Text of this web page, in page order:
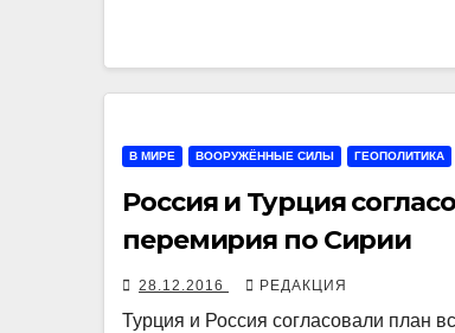
В МИРЕ ВООРУЖЁННЫЕ СИЛЫ ГЕОПОЛИТИКА
Россия и Турция
перемирия по Сирии
28.12.2016 РЕДАКЦИЯ
Турция и Россия согласовали план